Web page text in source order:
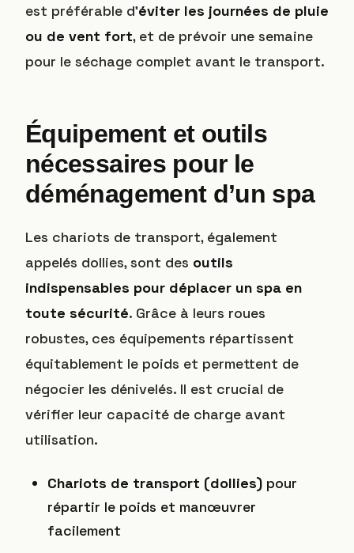
est préférable d’éviter les journées de pluie
ou de vent fort, et de prévoir une semaine
pour le séchage complet avant le transport.
Équipement et outils
nécessaires pour le
déménagement d’un spa
Les chariots de transport, également
appelés dollies, sont des outils
indispensables pour déplacer un spa en
toute sécurité. Grâce à leurs roues
robustes, ces équipements répartissent
équitablement le poids et permettent de
négocier les dénivelés. Il est crucial de
vérifier leur capacité de charge avant
utilisation.
Chariots de transport (dollies) pour
répartir le poids et manœuvrer
facilement